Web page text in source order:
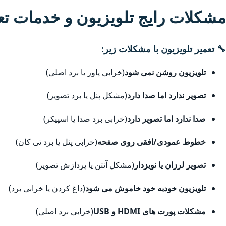
مشکلات رایج تلویزیون و خدمات
🔧 تعمیر تلویزیون با مشکلات زیر:
تلویزیون روشن نمی شود(خرابی پاور یا برد اصلی)
تصویر ندارد اما صدا دارد(مشکل پنل یا برد تصویر)
صدا ندارد اما تصویر دارد(خرابی برد صدا یا اسپیکر)
خطوط عمودی/افقی روی صفحه(خرابی پنل یا برد تی کان)
تصویر لرزان یا نویزدار(مشکل آنتن یا پردازش تصویر)
تلویزیون خودبه خود خاموش می شود(داغ کردن یا خرابی برد)
مشکلات پورت های HDMI و USB (خرابی برد اصلی)